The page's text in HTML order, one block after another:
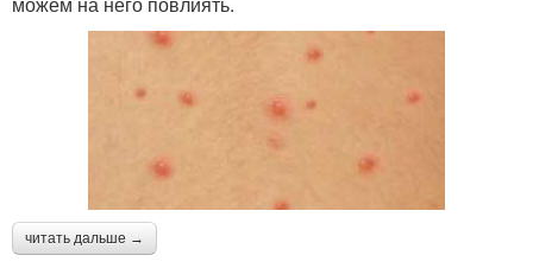
читать дальше →